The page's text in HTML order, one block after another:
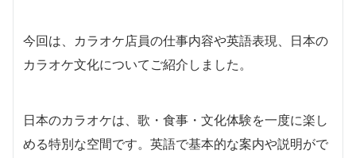
今回は、カラオケ店員の仕事内容や英語表現、日本の
カラオケ文化についてご紹介しました。
日本のカラオケは、歌・食事・文化体験を一度に楽し
める特別な空間です。英語で基本的な案内や説明がで